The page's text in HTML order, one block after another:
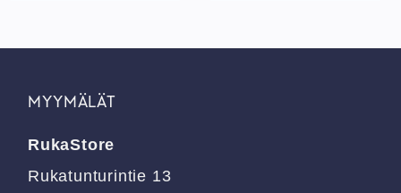
on
Voit
valinnat
sivulla.
on
MYYMÄLÄT
RukaStore
Rukatunturintie 13